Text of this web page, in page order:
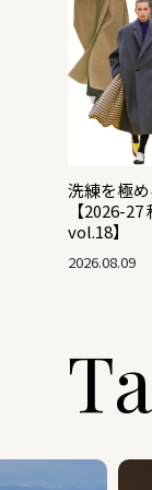
洗練を極
【2026-
vol.18】
2026.08.09